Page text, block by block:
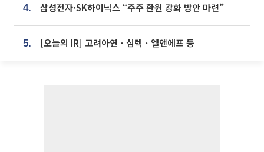
4. 삼성전자·SK하이닉스 “주주 환원 강화 방안 마련”
5. [오늘의 IR] 고려아연ㆍ심텍ㆍ엘앤에프 등